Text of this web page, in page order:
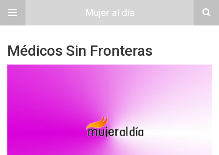
Mujer al día
Médicos Sin Fronteras